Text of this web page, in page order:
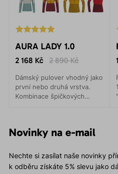
AURA LADY 1.0
2 168 Kč 2 890 Kč
Dámský pulover vhodný jako
první nebo druhá vrstva.
Kombinace špičkových
pohybový komfort.
Novinky na e-mail
Nechte si zasílat naše novinky
k odběru získáte 5% slevu jako